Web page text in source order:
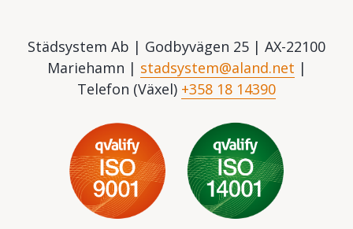
Städsystem Ab | Godbyvägen 25 | AX-22100
Mariehamn | stadsystem@aland.net |
Telefon (Växel) +358 18 14390